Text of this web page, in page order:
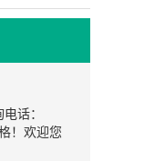
话：
！欢迎您
，统一按